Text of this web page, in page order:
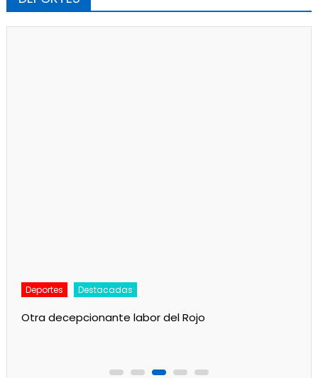
Deportes Destacadas
Otra decepcionante labor del Rojo